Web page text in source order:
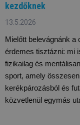
kezdőknek
13.5.2026
Mielőtt belevágnánk
érdemes tisztázni: mi
fizikailag és
sport, amely
kerékpározásból és
közvetlenül egymás